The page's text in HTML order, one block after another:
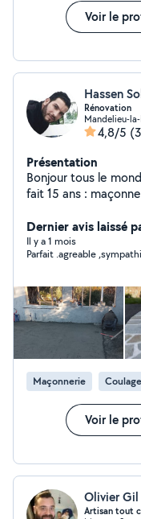
Voir le
Hassen
Rénovation
Mandelieu-
4,8/5
Présentation
Bonjour tous le
fait 15 ans : maçonnerie, carrelage,peinture,mur en
40 ans expérience
,confiance et sérieux et surtout travail pro ..on est des
gens sympa et
pas merci..
Dernier avis laissé
Il y a 1 mois
Parfait .agreable
Maçonnerie
Voir le
Olivier Gil
Artisan tout